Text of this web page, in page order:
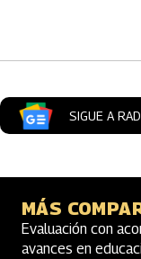
SIGUE A
MÁS
Evaluación con
avances en